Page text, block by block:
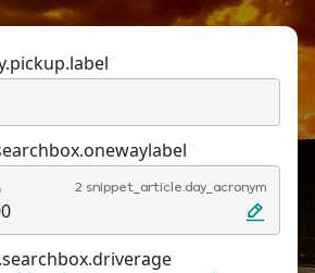
2 snippet_article.day_acronym